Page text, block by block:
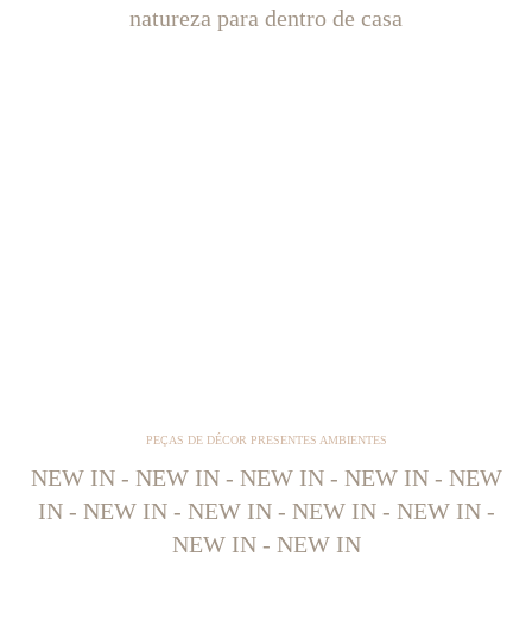
natureza para dentro de casa
PEÇAS DE DÉCOR PRESENTES AMBIENTES
NEW IN - NEW IN - NEW IN - NEW IN - NEW
IN - NEW IN - NEW IN - NEW IN - NEW IN -
NEW IN - NEW IN